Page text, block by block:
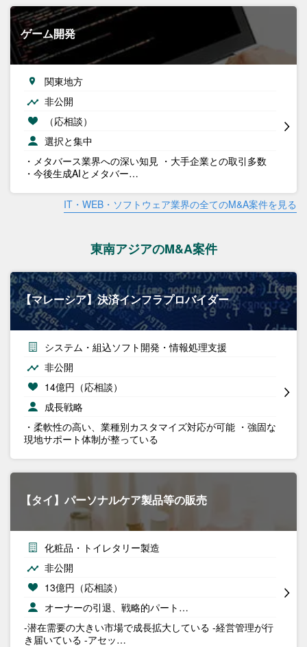
ゲーム開発
関東地方
非公開
（応相談）
選択と集中
・メタバース業界への深い知見 ・大手企業との取引多数
・今後生成AIとメタバー…
IT・WEB・ソフトウェア業界の全てのM&A案件を見る
東南アジアのM&A案件
【マレーシア】決済インフラプロバイダー
システム・組込ソフト開発・情報処理支援
非公開
14億円（応相談）
成長戦略
・柔軟性の高い、業種別カスタマイズ対応が可能 ・強固な
現地サポート体制が整っている
【タイ】パーソナルケア製品等の販売
化粧品・トイレタリー製造
非公開
13億円（応相談）
オーナーの引退、戦略的パート…
-潜在需要の大きい市場で成長拡大している -経営管理が行
き届いている -アセッ…